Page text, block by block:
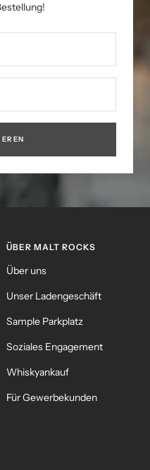
ÜBER MALT ROCKS
Über uns
Unser Ladengeschäft
Sample Parkplatz
Soziales Engagement
Whiskyankauf
Für Gewerbekunden